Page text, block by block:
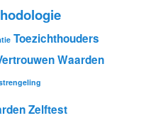
Toezichthouders
Waarden
Zelftest